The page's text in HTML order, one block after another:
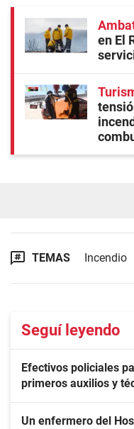
en El
TEMAS Incendio
Seguí leyendo
Efectivos policiales
primeros auxilios y
Un enfermero del